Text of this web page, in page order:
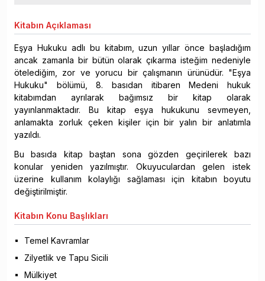
Kitabın Açıklaması
Eşya Hukuku adlı bu kitabım, uzun yıllar önce başladığım
ancak zamanla bir bütün olarak çıkarma isteğim nedeniyle
ötelediğim, zor ve yorucu bir çalışmanın ürünüdür. "Eşya
Hukuku" bölümü, 8. basıdan itibaren Medeni hukuk
kitabımdan ayrılarak bağımsız bir kitap olarak
yayınlanmaktadır. Bu kitap eşya hukukunu sevmeyen,
anlamakta zorluk çeken kişiler için bir yalın bir anlatımla
yazıldı.
Bu basıda kitap baştan sona gözden geçirilerek bazı
konular yeniden yazılmıştır. Okuyuculardan gelen istek
üzerine kullanım kolaylığı sağlaması için kitabın boyutu
değiştirilmiştir.
Kitabın Konu Başlıkları
Temel Kavramlar
Zilyetlik ve Tapu Sicili
Mülkiyet